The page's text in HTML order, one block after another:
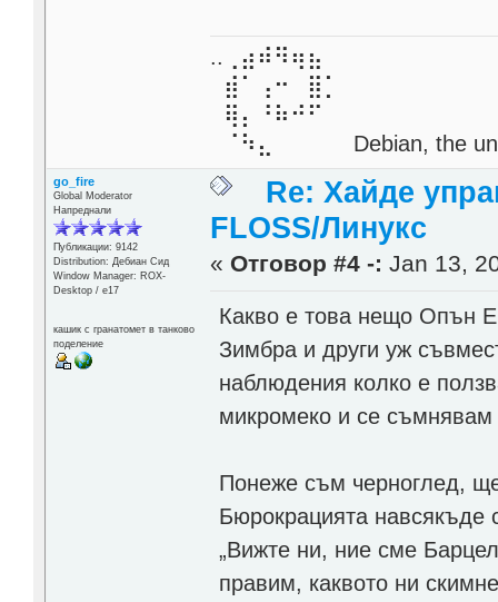
..⢀⣴⠾⠻⢶⣦⠀
⣾⠁⢠⠒⠀⣿⡁
⢿⡄⠘⠷⠚⠋
⠈⠳⣄⠀⠀⠀⠀ Debian, the
go_fire
Global Moderator
Напреднали
Публикации: 9142
Distribution: Дебиан Сид
Window Manager: ROX-
Desktop / е17
кашик с гранатомет в танково
поделение
Re: Хайде
FLOSS/Линукс
« Отговор #4 -: Jan 13,
Какво е това нещо Опън
Зимбра и други уж
наблюдения колко е
микромеко и се съмнявам
Понеже съм черноглед,
Бюрокрацията
„Вижте ни, ние сме
правим, каквото ни